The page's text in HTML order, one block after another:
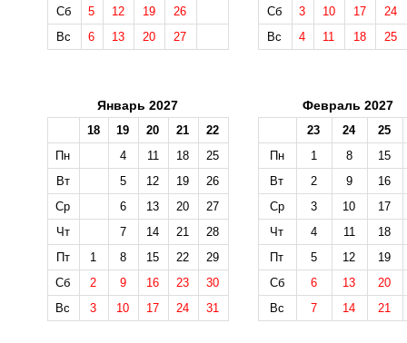
Сб
5 12 19
26
Вс
6 13 20 27
Сб
3 10 17
24
Вс
4 11 18 25
Январь 2027
18 19 20 21
22
Пн
4 11 18
25
Вт
5 12 19
26
Ср
6 13 20
27
Чт
7 14 21
28
Пт
1 8 15 22
29
Сб
2 9 16 23
30
Вс
3 10 17 24 31
Февраль 2027
23 24
25
Пн
1 8
15
Вт
2 9
16
Ср
3 10
17
Чт
4 11
18
Пт
5 12
19
Сб
6 13
20
Вс
7 14 21